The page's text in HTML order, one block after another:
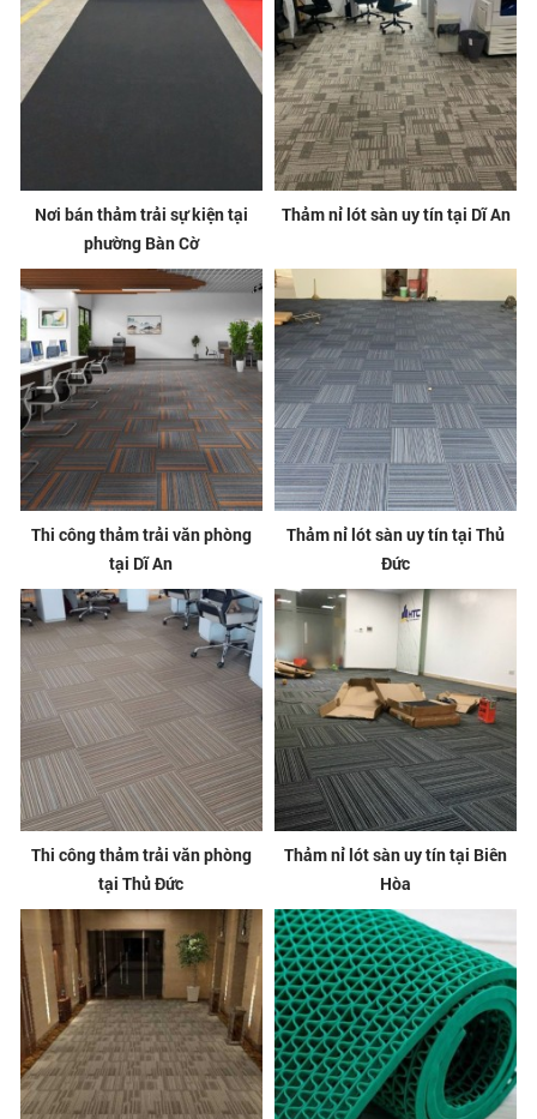
Nơi bán thảm trải sự kiện tại
phường Bàn Cờ
Thảm nỉ lót sàn uy tín tại Dĩ An
Thi công thảm trải văn phòng
tại Dĩ An
Thảm nỉ lót sàn uy tín tại Thủ
Đức
Thi công thảm trải văn phòng
tại Thủ Đức
Thảm nỉ lót sàn uy tín tại Biên
Hòa